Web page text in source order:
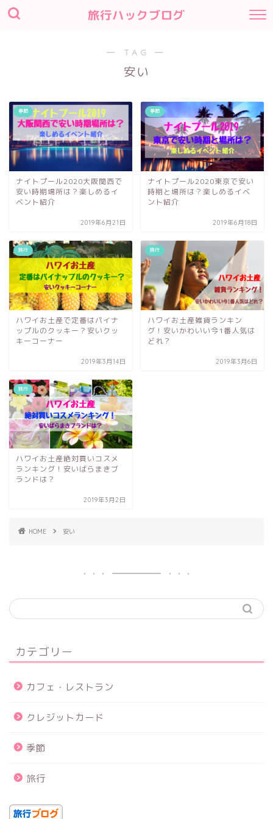
旅行ハックブログ
― TAG ―
安い
季節
ナイトプール2020大阪関西で
安い時期場所は？楽しめるイ
ベント紹介
2019年6月21日
季節
ナイトプール2020東京で安い
時期と場所は？楽しめるイベ
ント紹介
2019年6月18日
旅行
ハワイお土産で定番はパイナ
ップルのクッキー？安いクッ
キーコーナー
2019年3月14日
旅行
ハワイお土産雑貨ランキン
グ！安いかわいい今1番人気は
どれ？
2019年3月6日
旅行
ハワイお土産絶対買いコスメ
ランキング！安いばらまきブ
ランドは？
2019年3月2日
HOME 安い
カテゴリー
カフェ・レストラン
クレジットカード
季節
旅行